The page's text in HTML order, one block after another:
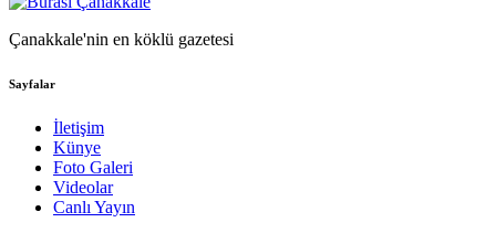
Çanakkale'nin en köklü gazetesi
Sayfalar
İletişim
Künye
Foto Galeri
Videolar
Canlı Yayın